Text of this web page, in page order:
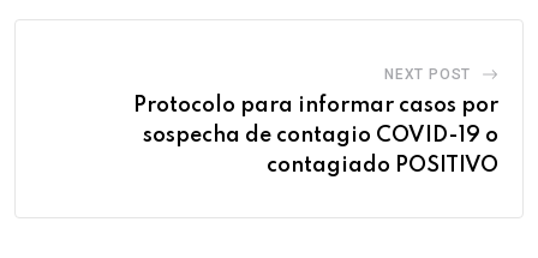
NEXT POST
Protocolo para informar casos por
sospecha de contagio COVID-19 o
contagiado POSITIVO